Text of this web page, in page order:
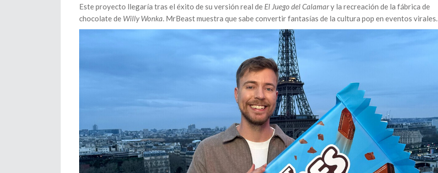
Este proyecto llegaría tras el éxito de su versión real de El Juego del Calamary la recreación de la fábrica de
chocolate de Willy Wonka. MrBeast muestra que sabe convertir fantasías de la cultura pop en eventos virales.